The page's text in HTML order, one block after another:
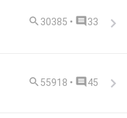
 30385 •  33
 55918 •  45